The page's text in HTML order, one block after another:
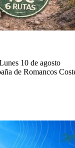
10 de agosto
de Romancos